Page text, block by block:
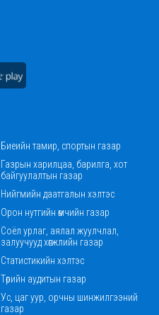
Биеийн тамир, спортын газар
Газрын харилцаа, барилга, хот
байгуулалтын газар
Нийгмийн даатгалын хэлтэс
Орон нутгийн өмчийн газар
Соёл урлаг, аялал жуулчлал,
залуучууд хөгжлийн газар
Статистикийн хэлтэс
Төрийн аудитын газар
Ус, цаг уур, орчны шинжилгээний
газар